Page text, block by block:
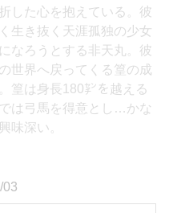
した心を抱えている。彼
生き抜く天涯孤独の少女
なろうとする非天丸。彼
世界へ戻ってくる篁の成
篁は身長180㌢を越える
は弓馬を得意とし…かな
味深い。
03